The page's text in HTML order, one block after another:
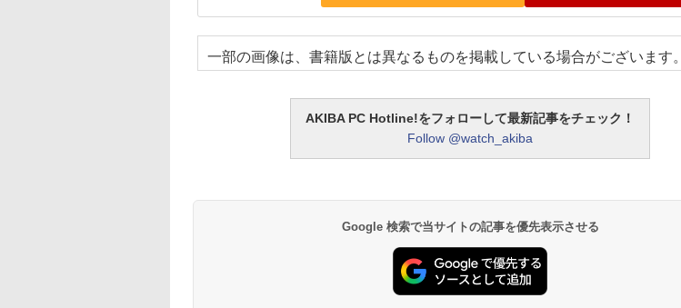
一部の画像は、書籍版とは異なるものを掲載している場合がございます。
AKIBA PC Hotline!をフォローして最新記事をチェック！
Follow @watch_akiba
Google 検索で当サイトの記事を優先表示させる